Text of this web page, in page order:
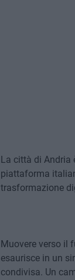
La città di Andria
piattaforma
trasformazione
Muovere verso il
esaurisce in un
condivisa. Un